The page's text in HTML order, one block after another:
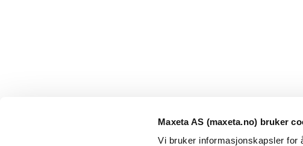
Maxeta AS (maxeta.no) bruker
Vi bruker informasjonskapsler for